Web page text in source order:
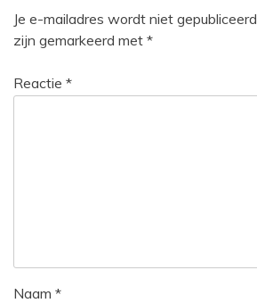
Je e-mailadres wordt niet gepubliceerd.
zijn gemarkeerd met *
Reactie *
Naam *